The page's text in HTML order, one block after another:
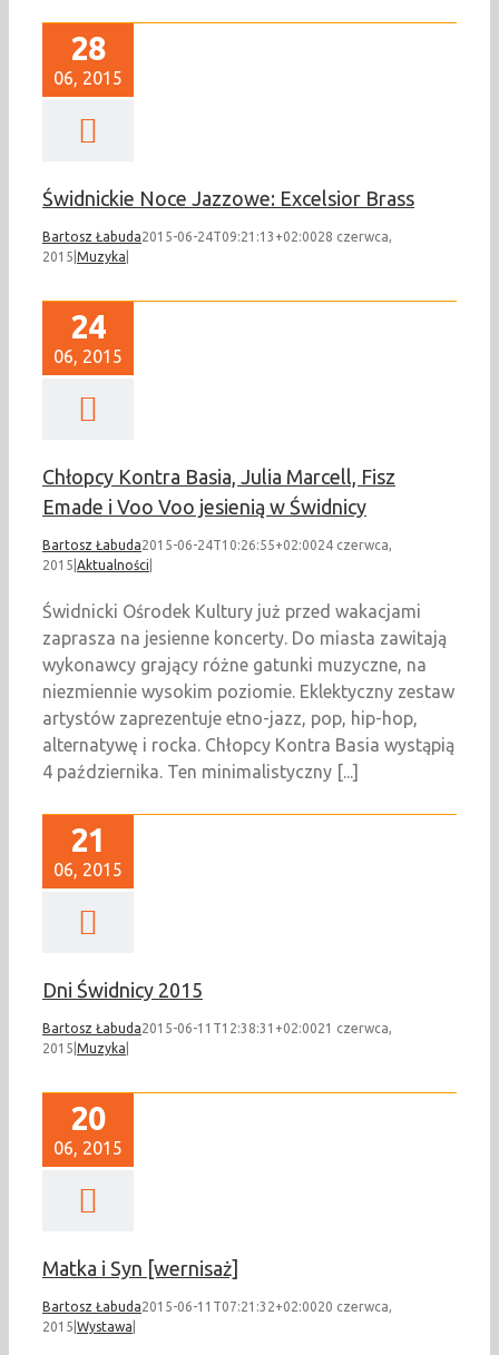
28
06, 2015
Świdnickie Noce Jazzowe: Excelsior Brass
Bartosz Łabuda2015-06-24T09:21:13+02:0028 czerwca,
2015 Muzyka
24
06, 2015
Chłopcy Kontra Basia, Julia Marcell, Fisz
Emade i Voo Voo jesienią w Świdnicy
Bartosz Łabuda2015-06-24T10:26:55+02:0024 czerwca,
2015 Aktualności
Świdnicki Ośrodek Kultury już przed wakacjami
zaprasza na jesienne koncerty. Do miasta zawitają
wykonawcy grający różne gatunki muzyczne, na
niezmiennie wysokim poziomie. Eklektyczny zestaw
artystów zaprezentuje etno-jazz, pop, hip-hop,
alternatywę i rocka. Chłopcy Kontra Basia wystąpią
4 października. Ten minimalistyczny [...]
21
06, 2015
Dni Świdnicy 2015
Bartosz Łabuda2015-06-11T12:38:31+02:0021 czerwca,
2015 Muzyka
20
06, 2015
Matka i Syn [wernisaż]
Bartosz Łabuda2015-06-11T07:21:32+02:0020 czerwca,
2015 Wystawa